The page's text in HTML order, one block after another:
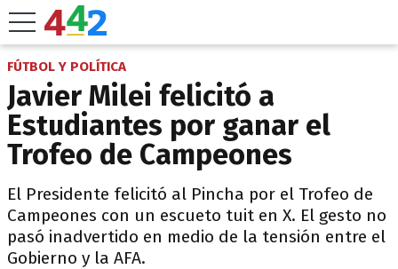
FÚTBOL Y POLÍTICA
Javier Milei felicitó a
Estudiantes por ganar el
Trofeo de Campeones
El Presidente felicitó al Pincha por el Trofeo de
Campeones con un escueto tuit en X. El gesto no
pasó inadvertido en medio de la tensión entre el
Gobierno y la AFA.